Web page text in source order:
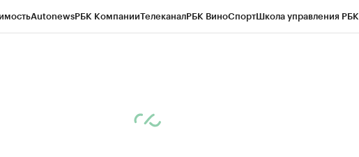
AutonewsРБК КомпанииТелеканалРБК ВиноСпортШкола управления РБК